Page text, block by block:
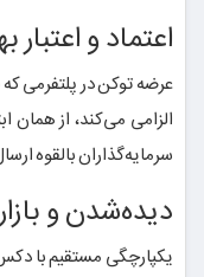
اعتماد و اعتبار
عرضه توکن در پلتفرمی
الزامی می‌کند، از همان
سرمایه‌گذاران بالقوه
دیده‌شدن و
یکپارچگی مستقیم با